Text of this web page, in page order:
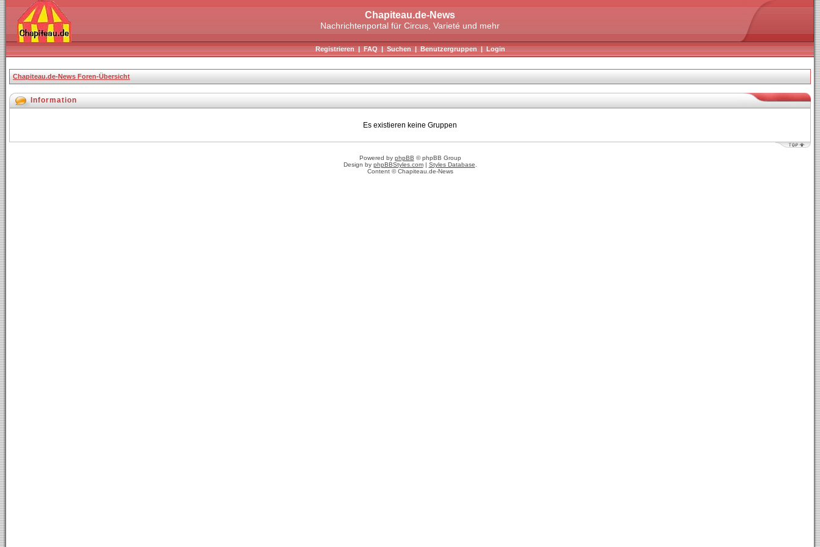
Chapiteau.de-News
Nachrichtenportal für Circus, Varieté und mehr
Registrieren|FAQ|Suchen|Benutzergruppen|Login
Chapiteau.de-News Foren-Übersicht
Information
Es existieren keine Gruppen
Powered by phpBB © phpBB Group
Design by phpBBStyles.com| Styles Database
Content © Chapiteau.de-News